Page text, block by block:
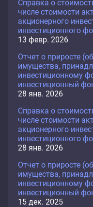
Справка о
числе стоимости
акционерного
инвестиционного
13 февр. 2026
Отчет о приросте
имущества,
инвестиционному
инвестиционный
28 янв. 2026
Справка о
числе стоимости
акционерного
инвестиционного
28 янв. 2026
Отчет о приросте
имущества,
инвестиционному
инвестиционный
15 дек. 2025